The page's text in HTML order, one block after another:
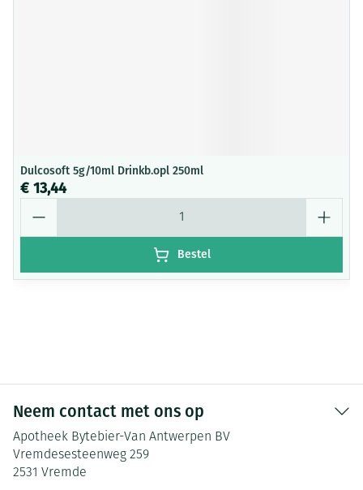
Dulcosoft 5g/10ml Drinkb.opl 250ml
€ 13,44
Bestel
Neem contact met ons op
Apotheek Bytebier-Van Antwerpen BV
Vremdesesteenweg 259
2531 Vremde